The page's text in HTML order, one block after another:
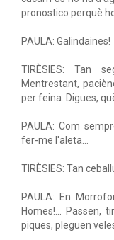
pronostico perquè
PAULA: Galindaines!
TIRÈSIES: Tan
Mentrestant,
per feina. Digues,
PAULA: Com
fer-me l'aleta...
TIRÈSIES: Tan
PAULA: En
Homes!... Passen,
piques, pleguen